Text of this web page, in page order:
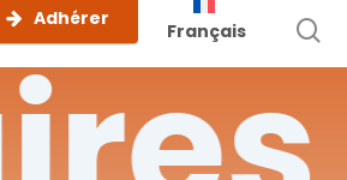
Adhérer
Français